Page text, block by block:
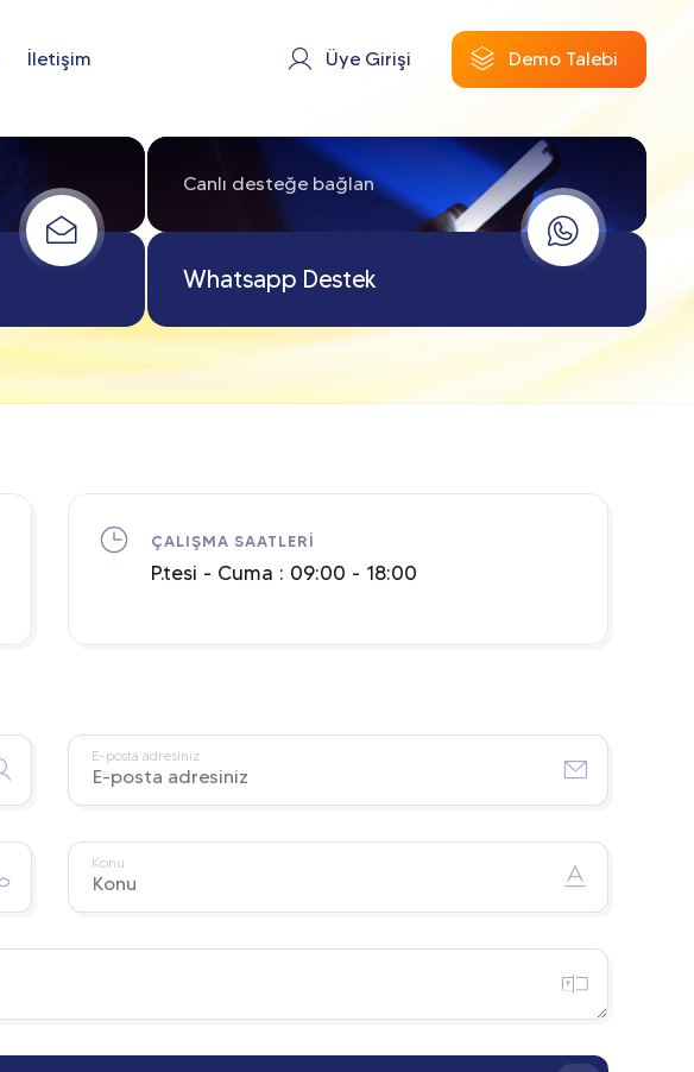
İletişim Üye Girişi Demo Talebi
Canlı desteğe bağlan
Whatsapp Destek
ÇALIŞMA SAATLERİ
P.tesi - Cuma : 09:00 - 18:00
E-posta adresiniz
Konu